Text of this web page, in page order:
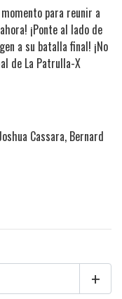
para reunir a
¡Ponte al lado de
a su batalla final! ¡No
de La Patrulla-X
Cassara, Bernard
+